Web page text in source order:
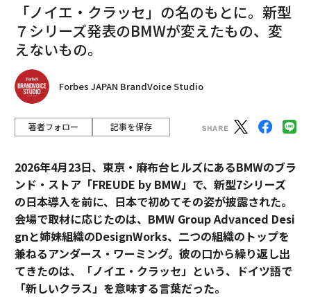
「ノイエ・クラッセ」の名のもとに。新型
７シリーズ発表のBMWが変えたもの、変
えないもの。
Forbes JAPAN BrandVoice Studio
著者フォロー 記事を保存
2026年4月23日、東京・麻布台ヒルズにあるBMWのブラ
ンド・ストア「FREUDE by BMW」で、新型7シリーズ
の日本導入を前に、日本で初めてその姿が披露された。
会場で取材に応じたのは、BMW Group Advanced Desi
gnと姉妹組織のDesignWorks、二つの組織のトップを
兼ねるアンダース・ワーミング。彼の口から繰り返し出
てきたのは、「ノイエ・クラッセ」という、ドイツ語で
「新しいクラス」を意味する言葉だった。